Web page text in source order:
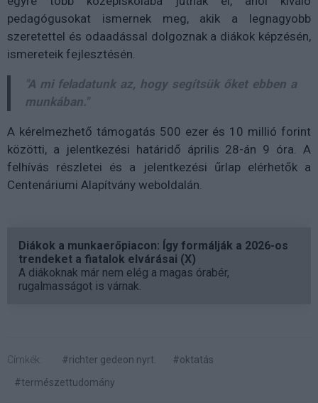
pedagógusokat ismernek meg, akik a legnagyobb
szeretettel és odaadással dolgoznak a diákok képzésén,
ismereteik fejlesztésén.
"A mi feladatunk az, hogy segítsük őket ebben a
munkában."
A kérelmezhető támogatás 500 ezer és 10 millió forint
közötti, a jelentkezési határidő április 28-án 9 óra. A
felhívás részletei és a jelentkezési űrlap elérhetők a
Centenáriumi Alapítvány weboldalán.
Diákok a munkaerőpiacon: Így formálják a 2026-os
trendeket a fiatalok elvárásai (X)
A diákoknak már nem elég a magas órabér,
rugalmasságot is várnak.
Címkék: #richter gedeon nyrt.
#oktatás
#természettudomány